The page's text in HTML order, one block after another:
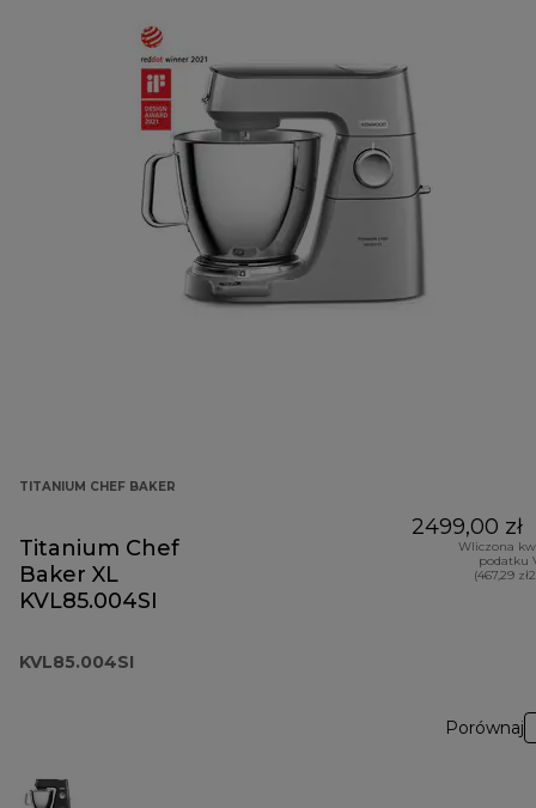
TITANIUM CHEF BAKER
Titanium Chef
Baker XL
KVL85.004SI
KVL85.004SI
2499,00 zł
Wliczona
podatku
(467,29
Porównaj